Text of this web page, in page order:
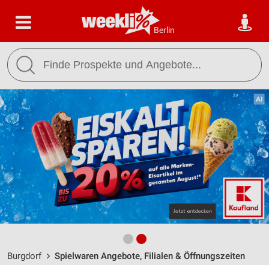
Berlin
Burgdorf Spielwaren Angebote, Filialen & Öffnungszeiten